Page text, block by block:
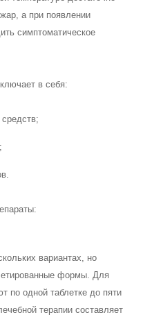
а при появлении
симптоматическое
в себя:
вариантах, но
формы. Для
по одной таблетке до пяти
терапии составляет